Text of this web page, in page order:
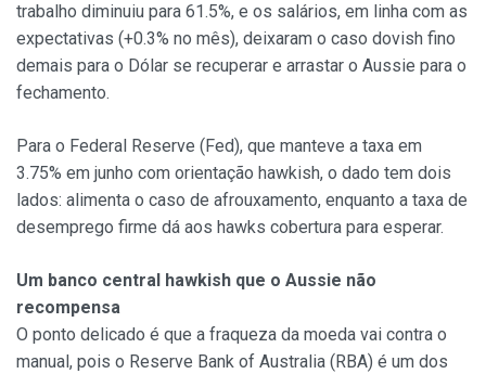
trabalho diminuiu para 61.5%, e os salários, em linha com as
expectativas (+0.3% no mês), deixaram o caso dovish fino
demais para o Dólar se recuperar e arrastar o Aussie para o
fechamento.
Para o Federal Reserve (Fed), que manteve a taxa em
3.75% em junho com orientação hawkish, o dado tem dois
lados: alimenta o caso de afrouxamento, enquanto a taxa de
desemprego firme dá aos hawks cobertura para esperar.
Um banco central hawkish que o Aussie não
recompensa
O ponto delicado é que a fraqueza da moeda vai contra o
manual, pois o Reserve Bank of Australia (RBA) é um dos